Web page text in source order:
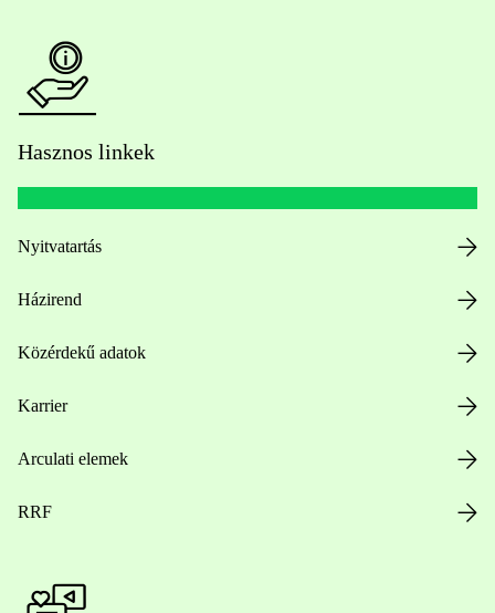
Hasznos linkek
Nyitvatartás
Házirend
Közérdekű adatok
Karrier
Arculati elemek
RRF